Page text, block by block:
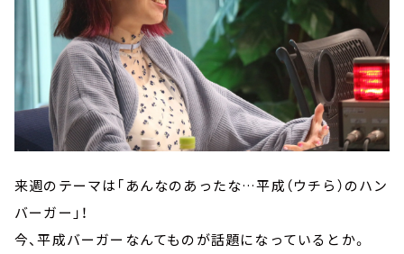
来週のテーマは「あんなのあったな…平成（ウチら）のハン
バーガー」！
今、平成バーガーなんてものが話題になっているとか。